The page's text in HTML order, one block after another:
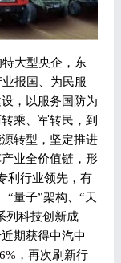
大型央企，东
报国、为民服
，以服务国防为
乘、军转民，到
转型，坚定推进
业全价值链，形
利行业领先，有
“量子”架构、“天
列科技创新成
期获得中汽中
，再次刷新行